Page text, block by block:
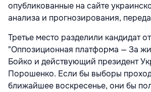
опубликованные на сайте
анализа и прогнозирования,
Третье место разделили кандидат
"Оппозиционная платформа — За
Бойко и действующий президент
Порошенко. Если бы выборы
ближайшее воскресенье, они бы